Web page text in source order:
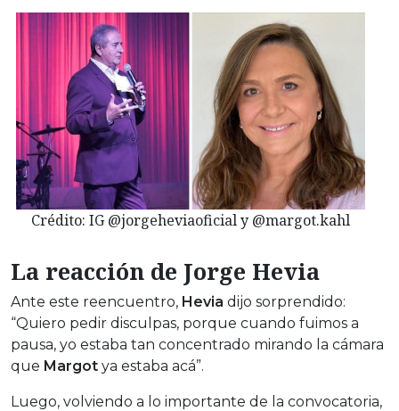
Crédito: IG @jorgeheviaoficial y @margot.kahl
La reacción de Jorge Hevia
Ante este reencuentro, Hevia dijo sorprendido:
“Quiero pedir disculpas, porque cuando fuimos a
pausa, yo estaba tan concentrado mirando la cámara
que Margot ya estaba acá”.
Luego, volviendo a lo importante de la convocatoria,